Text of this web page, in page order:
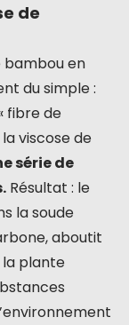
de
bambou en
du simple :
fibre de
viscose de
série de
Résultat : le
la soude
aboutit
plante